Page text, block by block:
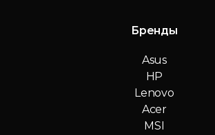
Бренды
Asus
HP
Lenovo
Acer
MSI